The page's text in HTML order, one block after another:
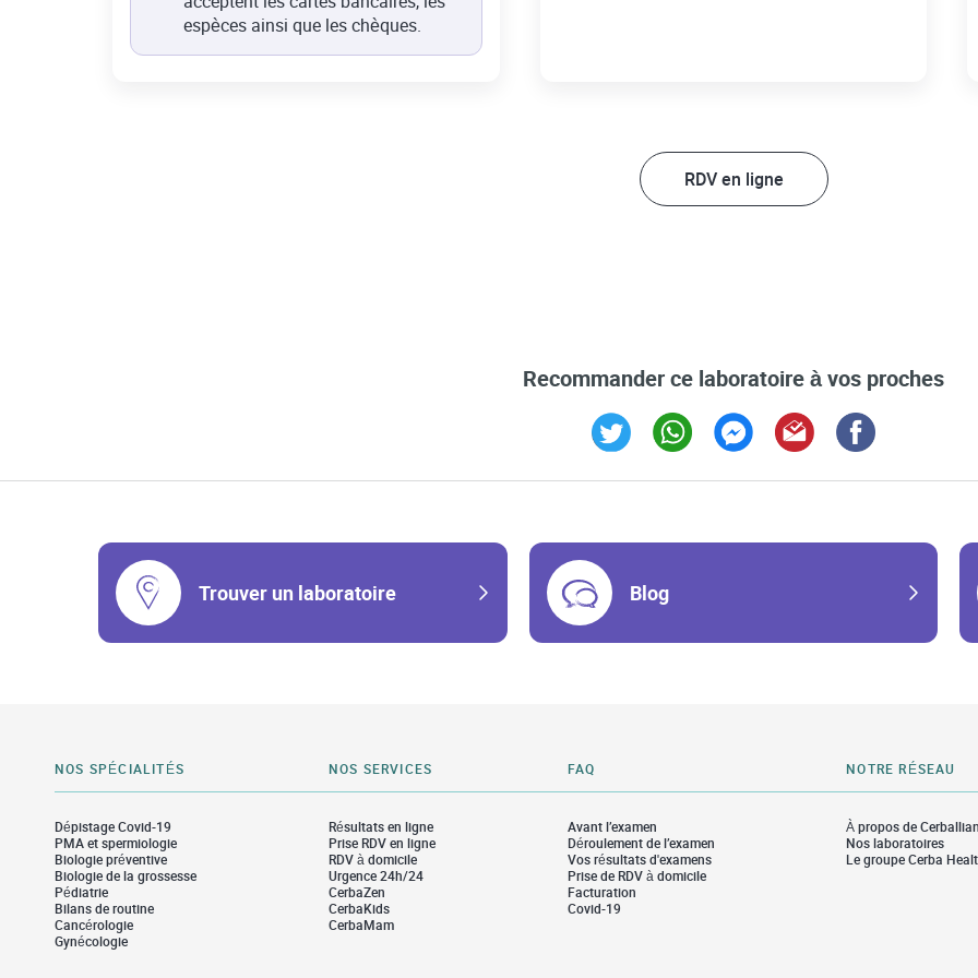
espèces ainsi que les chèques.
RDV en ligne
Recommander ce laboratoire à vos proches
Trouver un laboratoire Blog
NOS SPÉCIALITÉS
Dépistage Covid-19
PMA et spermiologie
Biologie préventive
Biologie de la grossesse
Pédiatrie
Bilans de routine
Cancérologie
Gynécologie
NOS SERVICES
Résultats en ligne
Prise RDV en ligne
RDV à domicile
Urgence 24h/24
CerbaZen
CerbaKids
CerbaMam
FAQ
Avant l’examen
Déroulement de l’examen
Vos résultats d'examens
Prise de RDV à domicile
Facturation
Covid-19
NOTRE RÉSEAU
À propos de
Nos laboratoires
Le groupe Cerba